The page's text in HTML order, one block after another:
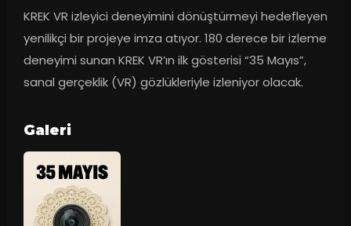
KREK VR izleyici deneyimini dönüştürmeyi hedefleyen
yenilikçi bir projeye imza atıyor. 180 derece bir izleme
deneyimi sunan KREK VR’ın ilk gösterisi “35 Mayıs”,
sanal gerçeklik (VR) gözlükleriyle izleniyor olacak.
Galeri